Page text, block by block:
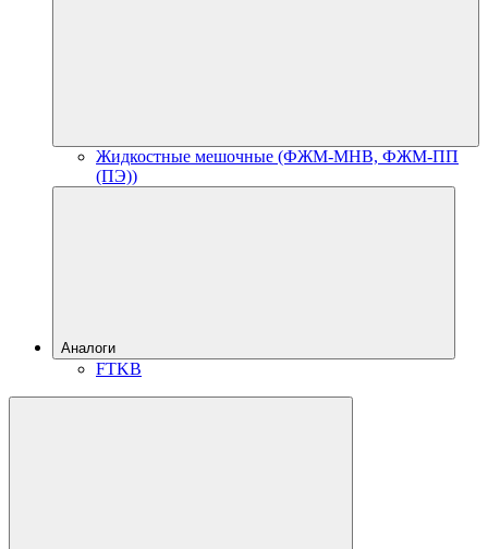
Жидкостные мешочные (ФЖМ-МНВ, ФЖМ-ПП
(ПЭ))
Аналоги
FTKB